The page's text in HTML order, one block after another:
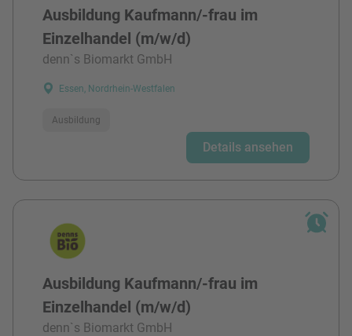
Ausbildung Kaufmann/-frau im
Einzelhandel (m/w/d)
denn`s Biomarkt GmbH
Essen, Nordrhein-Westfalen
Ausbildung
Details ansehen
Ausbildung Kaufmann/-frau im
Einzelhandel (m/w/d)
denn`s Biomarkt GmbH